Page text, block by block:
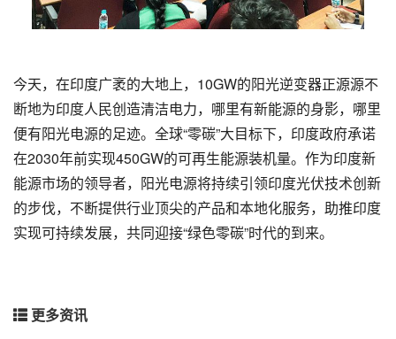
今天，在印度广袤的大地上，10GW的阳光逆变器正源源不
断地为印度人民创造清洁电力，哪里有新能源的身影，哪里
便有阳光电源的足迹。全球“零碳”大目标下，印度政府承诺
在2030年前实现450GW的可再生能源装机量。作为印度新
能源市场的领导者，阳光电源将持续引领印度光伏技术创新
的步伐，不断提供行业顶尖的产品和本地化服务，助推印度
实现可持续发展，共同迎接“绿色零碳”时代的到来。
更多资讯